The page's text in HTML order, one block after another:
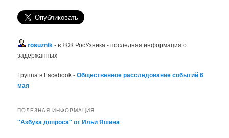
rosuznik- в ЖЖ РосУзника - последняя информация о
задержанных
Группа в Facebook -Общественное расследование событий 6
мая
ПОЛЕЗНАЯ ИНФОРМАЦИЯ
"Азбука допроса" от Ильи Яшина